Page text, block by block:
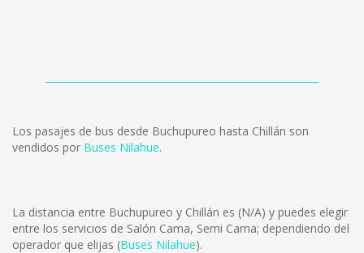
Los pasajes de bus desde Buchupureo hasta Chillán son
vendidos por Buses Nilahue.
La distancia entre Buchupureo y Chillán es (N/A) y puedes elegir
entre los servicios de Salón Cama, Semi Cama; dependiendo del
operador que elijas (Buses Nilahue).